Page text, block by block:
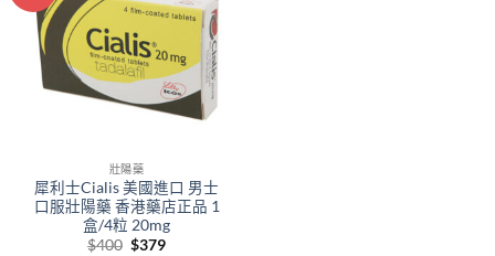
壯陽藥
犀利士Cialis 美國進口 男士
口服壯陽藥 香港藥店正品 1
盒/4粒 20mg
$400 Original
$379Current